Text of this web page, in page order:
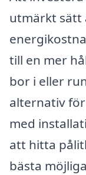
utmärkt sätt
till en mer
bor i eller
alternativ
med
att hitta
bästa